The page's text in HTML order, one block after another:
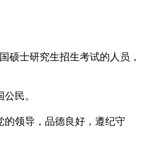
士研究生招生考试的人员，
民。
领导，品德良好，遵纪守